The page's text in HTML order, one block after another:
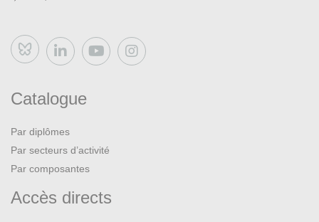
Bluesky
Catalogue
Par diplômes
Par secteurs d’activité
Par composantes
Accès directs